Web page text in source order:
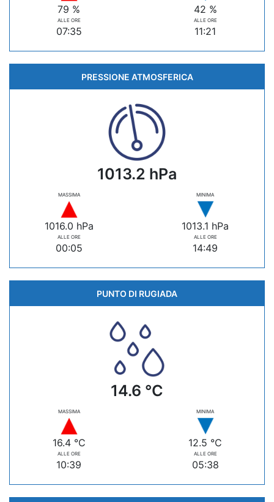
79 %
ALLE ORE
07:35
42 %
ALLE ORE
11:21
PRESSIONE ATMOSFERICA
1013.2 hPa
MASSIMA
1016.0 hPa
ALLE ORE
00:05
MINIMA
1013.1 hPa
ALLE ORE
14:49
PUNTO DI RUGIADA
14.6 °C
MASSIMA
16.4 °C
ALLE ORE
10:39
MINIMA
12.5 °C
ALLE ORE
05:38